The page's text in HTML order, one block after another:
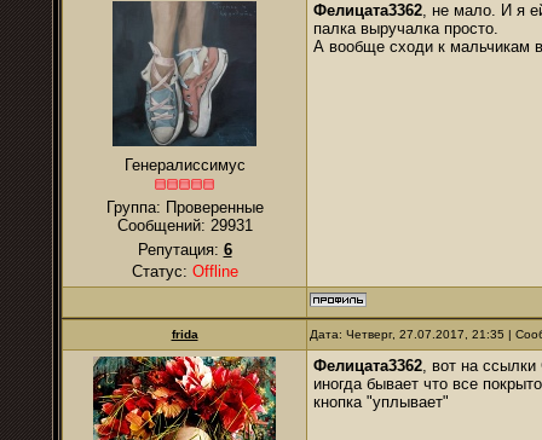
Генералиссимус
Группа: Проверенные
Сообщений: 29931
Репутация: 6
Статус: Offline
Фелицата3362, не мало. И я
палка выручалка просто.
А вообще сходи к мальчикам
frida Дата: Четверг, 27.07.2017, 21:35 |
Фелицата3362, вот на
иногда бывает что все
кнопка "уплывает"